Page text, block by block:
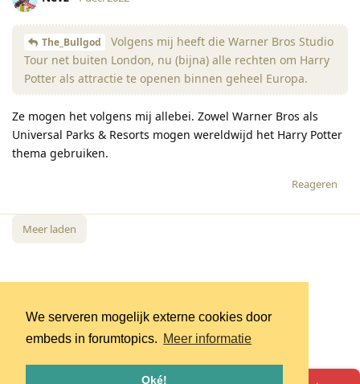
We serveren mogelijk externe cookies door
embeds in forumtopics. Meer informatie
Oké!
The_Bullgod
Volgens mij heeft die Warner Bros Studio
Tour net buiten London, nu (bijna) alle rechten om Harry
Potter als attractie te openen binnen geheel Europa.
Ze mogen het volgens mij allebei. Zowel Warner Bros als
Universal Parks & Resorts mogen wereldwijd het Harry Potter
thema gebruiken.
Reageren
Meer laden